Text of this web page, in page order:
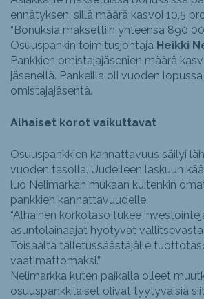
ennätyksen, sillä määrä kasvoi 10,5
“Bonuksia maksettiin yhteensä 890
Osuuspankin toimitusjohtaja Heikki
Pankkien omistajajäsenien määrä
jäsenellä. Pankeilla oli vuoden
omistajajäsentä.
Alhaiset korot vaikuttavat
Osuuspankkien kannattavuus säilyi
vuoden tasolla. Uudelleen laskuun
luo Nelimarkan mukaan kuitenkin
pankkien kannattavuudelle.
“Alhainen korkotaso tukee
asuntolainaajat hyötyvät
Toisaalta talletussäästäjälle
vaatimattomaksi.”
Nelimarkka kuten paikalla olleet
osuuspankkilaiset olivat tyytyväisiä